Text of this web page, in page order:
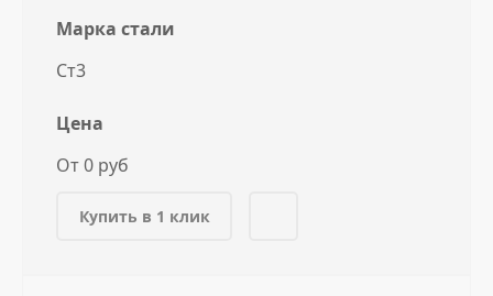
Марка стали
Ст3
Цена
От 0 руб
Купить в 1 клик